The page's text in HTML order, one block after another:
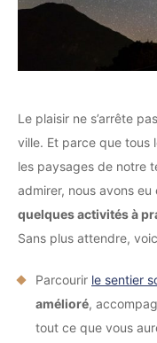
Le plaisir ne s’arrête
ville. Et parce que tous
les paysages de notre
admirer, nous avons
quelques activités à
Sans plus attendre,
Parcourir le sentier
amélioré,
tout ce que vous